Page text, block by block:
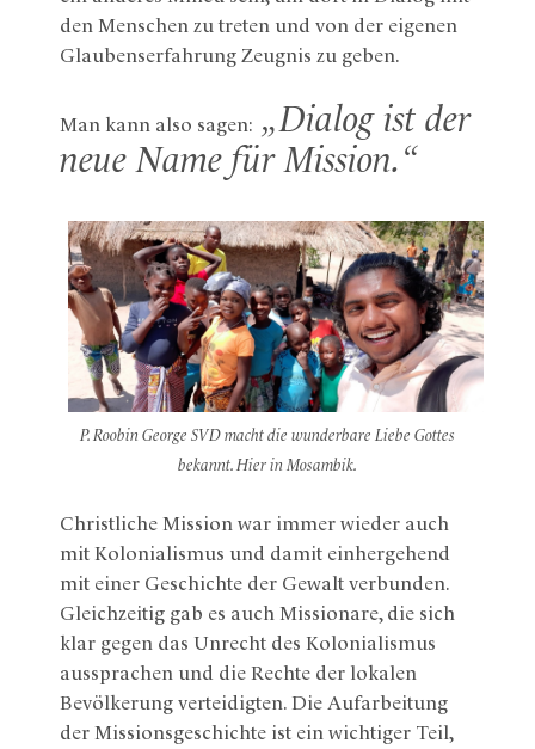
den Menschen zu treten und von der eigenen
Glaubenserfahrung Zeugnis zu geben.
Man kann also sagen: „Dialog ist der
neue Name für Mission.“
P. Roobin George SVD macht die wunderbare Liebe Gottes
bekannt. Hier in Mosambik.
Christliche Mission war immer wieder auch
mit Kolonialismus und damit einhergehend
mit einer Geschichte der Gewalt verbunden.
Gleichzeitig gab es auch Missionare, die sich
klar gegen das Unrecht des Kolonialismus
aussprachen und die Rechte der lokalen
Bevölkerung verteidigten. Die Aufarbeitung
der Missionsgeschichte ist ein wichtiger Teil,